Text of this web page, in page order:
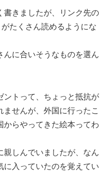
書きましたが、リンク先の
たくさん読めるようにな
んに合いそうなものを選ん
ントって、ちょっと抵抗が
せんが、 外国に行ったこ
からやってきた絵本ってわ
親しんでいましたが、なん
に入っていたのを覚えてい